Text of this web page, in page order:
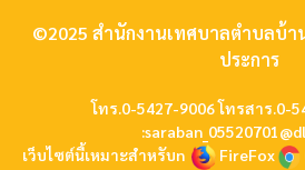
©2025 สำนักงานเทศบาลตำบลบ้
ประการ
โทร.0-5427-9006 โทรสาร.0-
:
เว็บไซต์นี้เหมาะสำหรับn
FireFox